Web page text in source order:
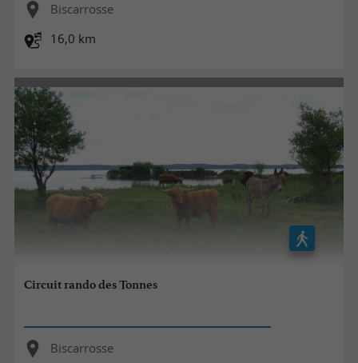
Biscarrosse
16,0 km
Circuit rando des Tonnes
Biscarrosse